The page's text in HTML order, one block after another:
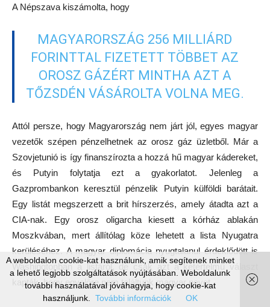
A Népszava kiszámolta, hogy
MAGYARORSZÁG 256 MILLIÁRD
FORINTTAL FIZETETT TÖBBET AZ
OROSZ GÁZÉRT MINTHA AZT A
TŐZSDÉN VÁSÁROLTA VOLNA MEG.
Attól persze, hogy Magyarország nem járt jól, egyes magyar
vezetők szépen pénzelhetnek az orosz gáz üzletből. Már a
Szovjetunió is így finanszírozta a hozzá hű magyar kádereket,
és Putyin folytatja ezt a gyakorlatot. Jelenleg a
Gazprombankon keresztül pénzelik Putyin külföldi barátait.
Egy listát megszerzett a brit hírszerzés, amely átadta azt a
CIA-nak. Egy orosz oligarcha kiesett a kórház ablakán
Moszkvában, mert állítólag köze lehetett a lista Nyugatra
kerüléséhez. A magyar diplomácia nyugtalanul érdeklődött is
Washingtonban a listáról, de csak azt a kétértelmű választ
kapták, hogy egyelőre nem találtunk magyar nevet.
A weboldalon cookie-kat használunk, amik segítenek minket
a lehető legjobb szolgáltatások nyújtásában. Weboldalunk
további használatával jóváhagyja, hogy cookie-kat
használjunk.
További információk OK